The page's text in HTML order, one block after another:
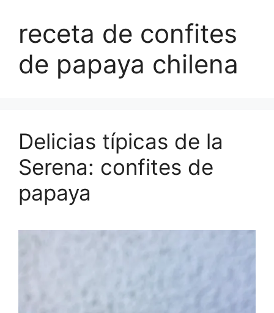
receta de confites
de papaya chilena
Delicias típicas de la
Serena: confites de
papaya